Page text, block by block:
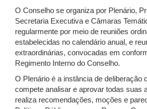
O Conselho se organiza por Plenário,
Secretaria Executiva e Câmaras
regularmente por meio de reuniões
estabelecidas no calendário anual, e
extraordinárias, convocadas em
Regimento Interno do Conselho.
O Plenário é a instância de deliberação
compete analisar e aprovar todas suas
realiza recomendações, moções e